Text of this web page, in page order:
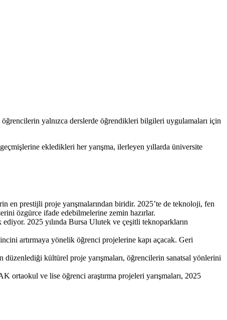
öğrencilerin yalnızca derslerde öğrendikleri bilgileri uygulamaları için
ekledikleri her yarışma, ilerleyen yıllarda üniversite
en prestijli proje yarışmalarından biridir. 2025’te de teknoloji, fen
özgürce ifade edebilmelerine zemin hazırlar.
2025 yılında Bursa Ulutek ve çeşitli teknoparkların
artırmaya yönelik öğrenci projelerine kapı açacak. Geri
kültürel proje yarışmaları, öğrencilerin sanatsal yönlerini
ortaokul ve lise öğrenci araştırma projeleri yarışmaları, 2025